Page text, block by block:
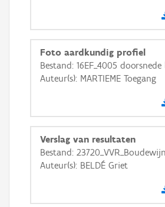
Basis Lagen
Ortho
GRB-Basiskaart
GRB-Basiskaart in
Foto aardkundig profiel
Bestand: 16EF_4005
Auteur(s): MARTIEME Toegang
Verslag van resultaten
Bestand:
Auteur(s): BELDÉ Griet